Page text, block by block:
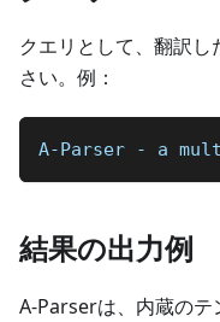
クエリとして、翻訳
さい。例：
A-Parser - a
結果の出力例
A-Parserは、内蔵のテ